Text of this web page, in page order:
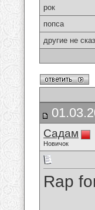
рок
попса
другие не
Садам
Новичок
Rap